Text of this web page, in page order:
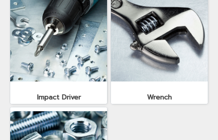
Impact Driver Wrench